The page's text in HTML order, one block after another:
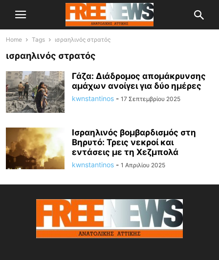
Home Tags ισραηλινός στρατός
ισραηλινός στρατός
Γάζα: Διάδρομος απομάκρυνσης
αμάχων ανοίγει για δύο ημέρες
kwnstantinos - 17 Σεπτεμβρίου 2025
Ισραηλινός βομβαρδισμός στη
Βηρυτό: Τρεις νεκροί και
εντάσεις με τη Χεζμπολά
kwnstantinos - 1 Απριλίου 2025